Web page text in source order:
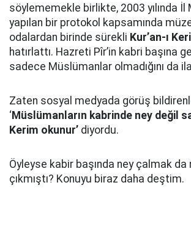
söylememekle birlikte, 2003 yılında
yapılan bir protokol kapsamında
odalardan birinde sürekli Kur’an-ı
hatırlattı. Hazreti Pîr’in kabri başına
sadece Müslümanlar olmadığını da
Zaten sosyal medyada görüş
‘ Müslümanların kabrinde ney değil
Kerim okunur’ diyordu.
Öyleyse kabir başında ney çalmak da
çıkmıştı? Konuyu biraz daha deştim.